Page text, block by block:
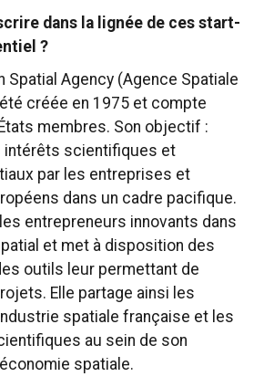
dans la lignée de ces start-
?
Spatial Agency (Agence Spatiale
créée en 1975 et compte
membres. Son objectif :
intérêts scientifiques et
par les entreprises et
dans un cadre pacifique.
les entrepreneurs innovants dans
et met à disposition des
outils leur permettant de
Elle partage ainsi les
spatiale française et les
au sein de son
spatiale.